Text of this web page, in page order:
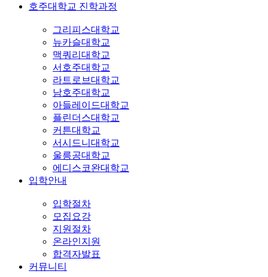
호주대학교 진학과정
그리피스대학교
뉴카슬대학교
맥쿼리대학교
서호주대학교
라트로브대학교
남호주대학교
아들레이드대학교
플린더스대학교
커튼대학교
서시드니대학교
울릉공대학교
에디스코완대학교
입학안내
입학절차
모집요강
지원절차
온라인지원
합격자발표
커뮤니티